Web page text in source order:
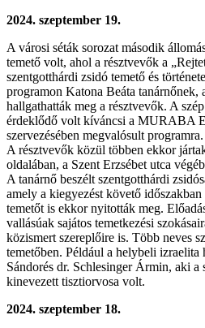
2024. szeptember 19.
A városi séták sorozat második
temető volt, ahol a résztvevők a
szentgotthárdi zsidó temető és
programon Katona Beáta tanárnőnek,
hallgathatták meg a résztvevők. A
érdeklődő volt kíváncsi a MURABA
szervezésében megvalósult programra.
A résztvevők közül többen ekkor
oldalában, a Szent Erzsébet utca
A tanárnő beszélt szentgotthárdi
amely a kiegyezést követő
temetőt is ekkor nyitották meg.
vallásúak sajátos temetkezési
közismert szereplőire is. Több neves
temetőben. Például a helybeli
Sándorés dr. Schlesinger Ármin, aki a
kinevezett tisztiorvosa volt.
2024. szeptember 18.